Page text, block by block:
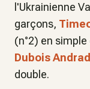
l'Ukrainienne
garçons,
(n°2) en simple
Dubois
double.